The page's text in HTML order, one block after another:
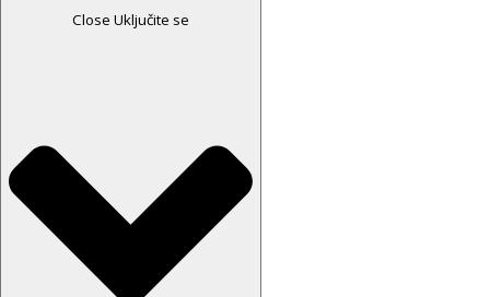
Close Uključite se